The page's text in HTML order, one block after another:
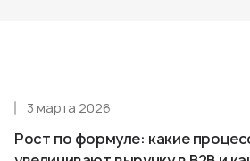
Рост по формуле: какие
3 марта 2026